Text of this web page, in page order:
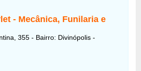
- Mecânica, Funilaria e
355 - Bairro: Divinópolis -